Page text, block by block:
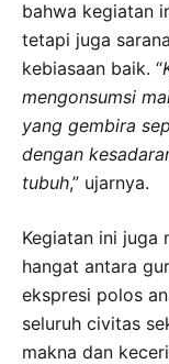
bahwa kegiatan
tetapi juga
kebiasaan baik. “
mengonsumsi
yang gembira
dengan
tubuh,” ujarnya.
Kegiatan ini juga
hangat antara
ekspresi polos
seluruh civitas
makna dan